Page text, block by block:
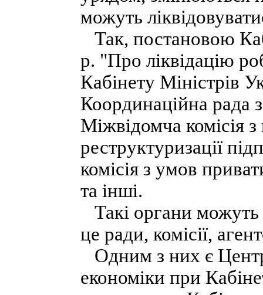
можуть
Так, постановою
p. "Про ліквідацію
Кабінету Міністрів
Координаційна рада
Міжвідомча комісія з
реструктуризації
комісія з умов
та інші.
Такі органи можуть
це ради, комісії,
Одним з них є Центр
економіки при